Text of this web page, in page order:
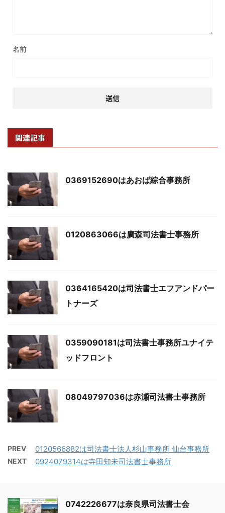
名前
関連記事
0369152690はあおば綜合事務所
0120863066は廣森司法書士事務所
0364165420は司法書士エフアンドパー
トナーズ
0359090181は司法書士事務所ユナイテ
ッドフロント
08049797036は赤瀬司法書士事務所
PREV 0120566882は司法書士法人杉山事務所 仙台事務所
NEXT 0924079314は寺田知未司法書士事務所
0742226677は奈良県司法書士会